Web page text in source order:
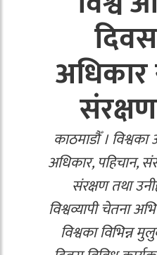
अधिकार
काठमाडौँ ।
अधिकार, पहिचान,
संरक्षण तथा
विश्वव्यापी चेतना
विश्वका विभिन्न